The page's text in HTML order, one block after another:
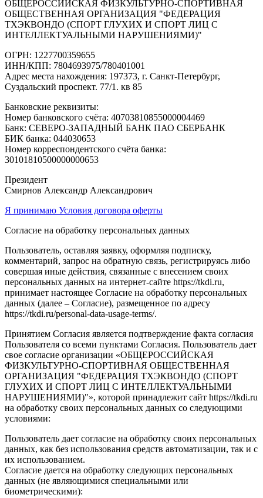
ОБЩЕРОССИЙСКАЯ ФИЗКУЛЬТУРНО-СПОРТИВНАЯ
ОБЩЕСТВЕННАЯ ОРГАНИЗАЦИЯ "ФЕДЕРАЦИЯ
ТХЭКВОНДО (СПОРТ ГЛУХИХ И СПОРТ ЛИЦ С
ИНТЕЛЛЕКТУАЛЬНЫМИ НАРУШЕНИЯМИ)"
ОГРН: 1227700359655
ИНН/КПП: 7804693975/780401001
Адрес места нахождения: 197373, г. Санкт-Петербург,
Суздальский проспект. 77/1. кв 85
Банковские реквизиты:
Номер банковского счёта: 40703810855000004469
Банк: СЕВЕРО-ЗАПАДНЫЙ БАНК ПАО СБЕРБАНК
БИК банка: 044030653
Номер корреспондентского счёта банка:
30101810500000000653
Президент
Смирнов Александр Александрович
Я принимаю Условия договора оферты
Согласие на обработку персональных данных
Пользователь, оставляя заявку, оформляя подписку,
комментарий, запрос на обратную связь, регистрируясь либо
совершая иные действия, связанные с внесением своих
персональных данных на интернет-сайте https://tkdi.ru,
принимает настоящее Согласие на обработку персональных
данных (далее – Согласие), размещенное по адресу
https://tkdi.ru/personal-data-usage-terms/.
Принятием Согласия является подтверждение факта согласия
Пользователя со всеми пунктами Согласия. Пользователь дает
свое согласие организации «ОБЩЕРОССИЙСКАЯ
ФИЗКУЛЬТУРНО-СПОРТИВНАЯ ОБЩЕСТВЕННАЯ
ОРГАНИЗАЦИЯ "ФЕДЕРАЦИЯ ТХЭКВОНДО (СПОРТ
ГЛУХИХ И СПОРТ ЛИЦ С ИНТЕЛЛЕКТУАЛЬНЫМИ
НАРУШЕНИЯМИ)"», которой принадлежит сайт https://tkdi.ru
на обработку своих персональных данных со следующими
условиями:
Пользователь дает согласие на обработку своих персональных
данных, как без использования средств автоматизации, так и с
их использованием.
Согласие дается на обработку следующих персональных
данных (не являющимися специальными или
биометрическими):